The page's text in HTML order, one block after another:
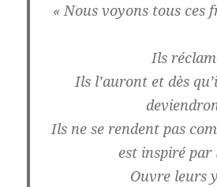
«Nous voyons tous ces
Ils
Ils l’auront et dès
Ils ne se rendent pas
est inspiré par
Ouvre leurs